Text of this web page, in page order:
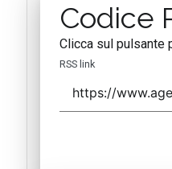
Codice
Clicca sul pulsante
RSS link